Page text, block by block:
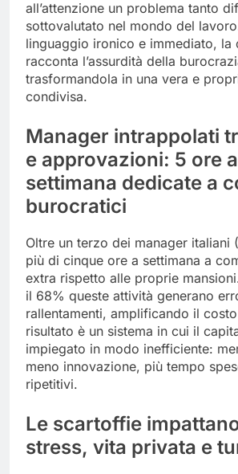
all’attenzione un problema tanto
sottovalutato nel mondo del
linguaggio ironico e immediato, la
racconta l’assurdità della
trasformandola in una vera e
condivisa.
Manager intrappolati
e approvazioni: 5 ore a
settimana dedicate a
burocratici
Oltre un terzo dei manager italiani
più di cinque ore a settimana a
extra rispetto alle proprie
il 68% queste attività generano
rallentamenti, amplificando il
risultato è un sistema in cui il
impiegato in modo inefficiente:
meno innovazione, più tempo
ripetitivi.
Le scartoffie
stress, vita privata e